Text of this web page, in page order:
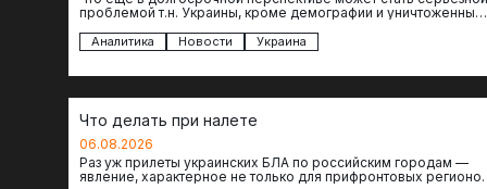
проблемой т.н. Украины, кроме демографии и уничтоженных
Аналитика Новости Украина
Что делать при налете
06.08.2026
Раз уж прилеты украинских БЛА по российским городам —
явление, характерное не только для прифронтовых